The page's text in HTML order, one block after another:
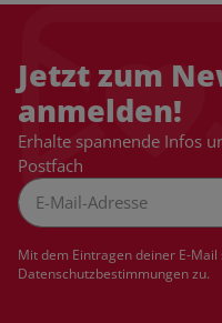
Jetzt zum
anmelden!
Erhalte spannende Infos
Postfach
Mit dem Eintragen deiner E-
Datenschutzbestimmungenzu.